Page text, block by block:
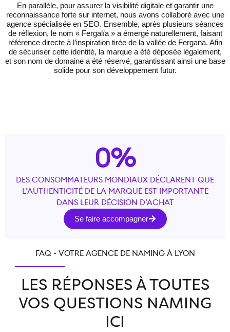
En parallèle, pour assurer la visibilité digitale et garantir une
reconnaissance forte sur internet, nous avons collaboré avec une
agence spécialisée en SEO. Ensemble, après plusieurs séances
de réflexion, le nom « Fergalïa » a émergé naturellement, faisant
référence directe à l’inspiration tirée de la vallée de Fergana. Afin
de sécuriser cette identité, la marque a été déposée légalement,
et son nom de domaine a été réservé, garantissant ainsi une base
solide pour son développement futur.
DES CONSOMMATEURS MONDIAUX DÉCLARENT QUE
L’AUTHENTICITÉ DE LA MARQUE EST IMPORTANTE
DANS LEUR DÉCISION D’ACHAT
0%
Se faire accompagner
FAQ - VOTRE AGENCE DE NAMING À LYON
LES RÉPONSES À TOUTES
VOS QUESTIONS NAMING
ICI